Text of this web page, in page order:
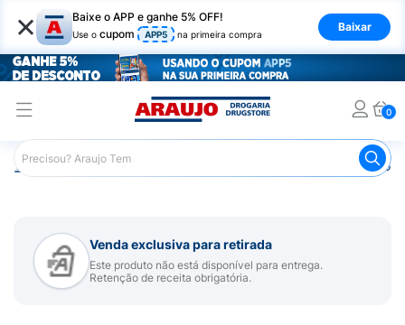
× Baixe o APP e ganhe 5% OFF!
Use o cupom APP5 na primeira compra
Baixar
0
Araujo Medicamentos Remédio para Sistema Nervoso
Venda exclusiva para retirada
Este produto não está disponível para entrega.
Retenção de receita obrigatória.